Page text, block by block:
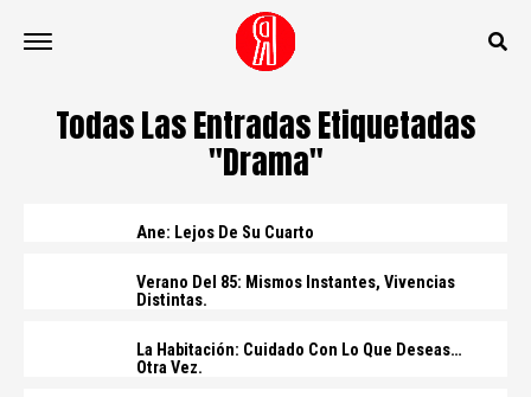
Todas Las Entradas Etiquetadas
"Drama"
Ane: Lejos De Su Cuarto
Verano Del 85: Mismos Instantes, Vivencias
Distintas.
La Habitación: Cuidado Con Lo Que Deseas…
Otra Vez.